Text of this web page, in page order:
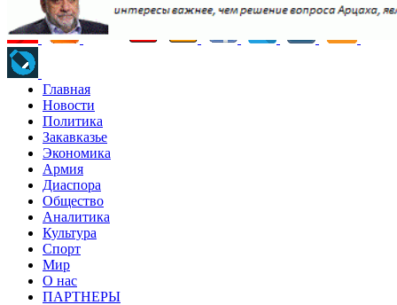
Главная
Новости
Политика
Закавказье
Экономика
Армия
Диаспора
Общество
Аналитика
Культура
Спорт
Мир
О нас
ПАРТНЕРЫ